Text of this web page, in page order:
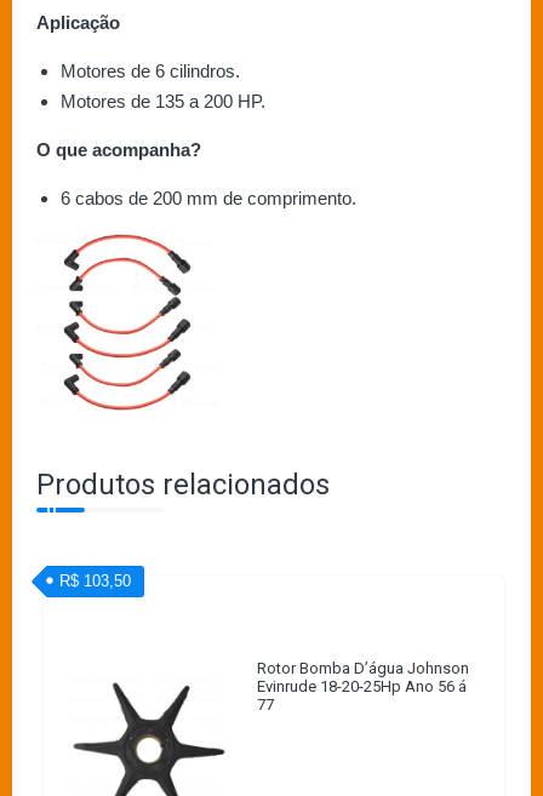
Aplicação
Motores de 6 cilindros.
Motores de 135 a 200 HP.
O que acompanha?
6 cabos de 200 mm de comprimento.
Produtos relacionados
Rotor Bomba D’água Johnson
Evinrude 18-20-25Hp Ano 56 á
77
R$ 103,50